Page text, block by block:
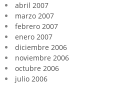
abril 2007
marzo 2007
febrero 2007
enero 2007
diciembre 2006
noviembre 2006
octubre 2006
julio 2006